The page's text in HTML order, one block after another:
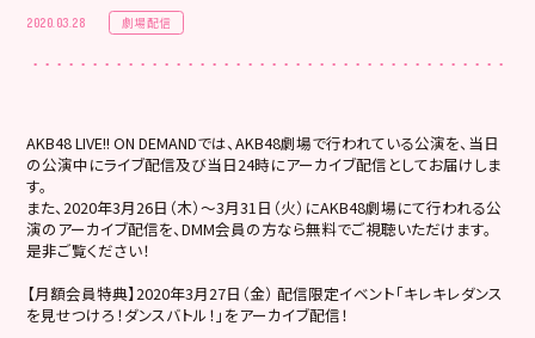
2020.03.28 劇場配信
AKB48 LIVE!! ON DEMANDでは、AKB48劇場で行われている公演を、当日
の公演中にライブ配信及び当日24時にアーカイブ配信としてお届けしま
す。
また、2020年3月26日（木）～3月31日（火）にAKB48劇場にて行われる公
演のアーカイブ配信を、DMM会員の方なら無料でご視聴いただけます。
是非ご覧ください！
【月額会員特典】2020年3月27日（金） 配信限定イベント「キレキレダンス
を見せつけろ！ダンスバトル！」をアーカイブ配信！